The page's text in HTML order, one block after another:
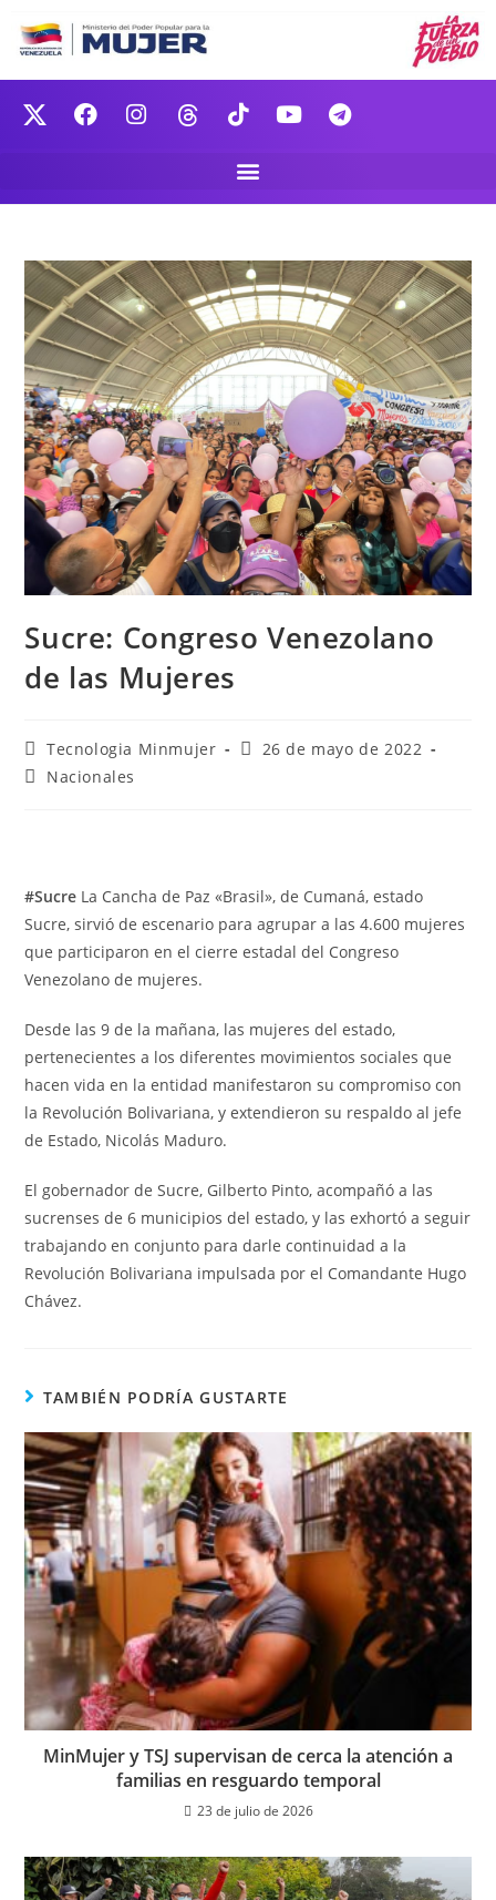
Sucre: Congreso Venezolano
de las Mujeres
Tecnologia Minmujer
26 de mayo de 2022
Nacionales
#Sucre La Cancha de Paz «Brasil», de Cumaná, estado
Sucre, sirvió de escenario para agrupar a las 4.600 mujeres
que participaron en el cierre estadal del Congreso
Venezolano de mujeres.
Desde las 9 de la mañana, las mujeres del estado,
pertenecientes a los diferentes movimientos sociales que
hacen vida en la entidad manifestaron su compromiso con
la Revolución Bolivariana, y extendieron su respaldo al jefe
de Estado, Nicolás Maduro.
El gobernador de Sucre, Gilberto Pinto, acompañó a las
sucrenses de 6 municipios del estado, y las exhortó a seguir
trabajando en conjunto para darle continuidad a la
Revolución Bolivariana impulsada por el Comandante Hugo
Chávez.
TAMBIÉN PODRÍA GUSTARTE
MinMujer y TSJ supervisan de cerca la atención a
familias en resguardo temporal
23 de julio de 2026